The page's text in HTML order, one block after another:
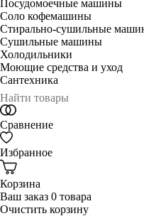
Посудомоечные машины
Соло кофемашины
Стирально-сушильные
Сушильные машины
Холодильники
Моющие средства и уход
Сантехника
Сравнение
Избранное
Корзина
Ваш заказ 0 товара
Очистить корзину